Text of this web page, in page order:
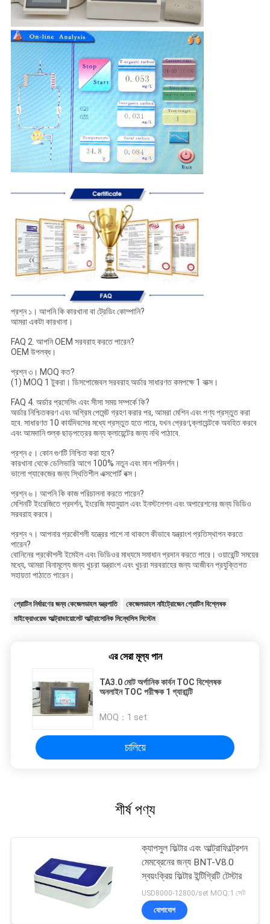
প্রশ্ন ১। আপনি কি কারখানা বা ট্রেডিং কোম্পানি?
আমরা একটা কারখানা।
FAQ 2. আপনি OEM সরবরাহ করতে পারেন?
OEM উপলব্ধ।
প্রশ্ন ৩। MOQ কত?
(1) MOQ 1 টুকরা। ডিসপোজেবল সরবরাহ অর্ডার সাধারণত কমপক্ষে 1 বাক্স।
FAQ 4. অর্ডার প্রসেসিং এবং সীসা সময় সম্পর্কে কি?
অর্ডার নিশ্চিতকরণ এবং অগ্রিম পেমেন্ট গ্রহণ করার পর, আমরা মেশিন এবং পণ্য প্রস্তুত করা
হবে. সাধারণত 10 কার্যদিবসের মধ্যে প্রস্তুত হতে পারে, যখন প্রেরণ,ক্লায়েন্টকে অবহিত করবে
এবং আমদানি শুল্ক ছাড়পত্রের জন্য ক্লায়েন্টের জন্য নথি পাঠাবে.
প্রশ্ন ৫। কোন গুণটি নিশ্চিত করা হবে?
কারখানা থেকে ডেলিভারি আগে 100% নতুন এবং মান পরিদর্শন।
ভালো প্যাকেজের জন্য স্থিতিশীল এক্সপোর্ট বক্স।
প্রশ্ন ৬। আপনি কি কাজ পরিচালনা করতে পারেন?
মেশিনটি ইংরেজিতে প্রদর্শন, ইংরেজি ম্যানুয়াল এবং ইনস্টলেশন এবং অপারেশনের জন্য ভিডিও
সরবরাহ করবে।
প্রশ্ন ৭। আপনার প্রকৌশলী যন্ত্রের পাশে না থাকলে কীভাবে যন্ত্রাংশ প্রতিস্থাপন করতে
পারেন?
বোনিনের প্রকৌশলী ইমেইল এবং ভিডিওর মাধ্যমে সমাধান প্রদান করতে পারে। ওয়ারেন্টি সময়ের
মধ্যে, আমরা বিনামূল্যে জন্য খুচরা যন্ত্রাংশ এবং খুচরা সরবরাহের জন্য আজীবন প্রযুক্তিগত
সহায়তা পাঠাতে পারেন।
প্রোটিন নির্ধারণের জন্য কেজেলডাহল যন্ত্রপাতি
কেজেলডাহল নাইট্রোজেন প্রোটিন বিশ্লেষক
মাইক্রোওয়েভ আল্ট্রাভায়োলেট আল্ট্রাসোনিক সিন্থেসিস সিস্টেম
এর সেরা মূল্য পান
TA3.0 মোট অর্গানিক কার্বন TOC বিশ্লেষক
অনলাইন TOC পরীক্ষক 1 গ্যারান্টি
MOQ： 1 set
চালিয়ে
শীর্ষ পণ্য
ক্যাপসুল ফিল্টার এবং আল্ট্রাফিল্ট্রেশন
মেমব্রেনের জন্য BNT-V8.0
স্বয়ংক্রিয় ফিল্টার ইন্টিগ্রিটি টেস্টার
USD8000-12800/set MOQ:1 সেট
যোগাযোগ